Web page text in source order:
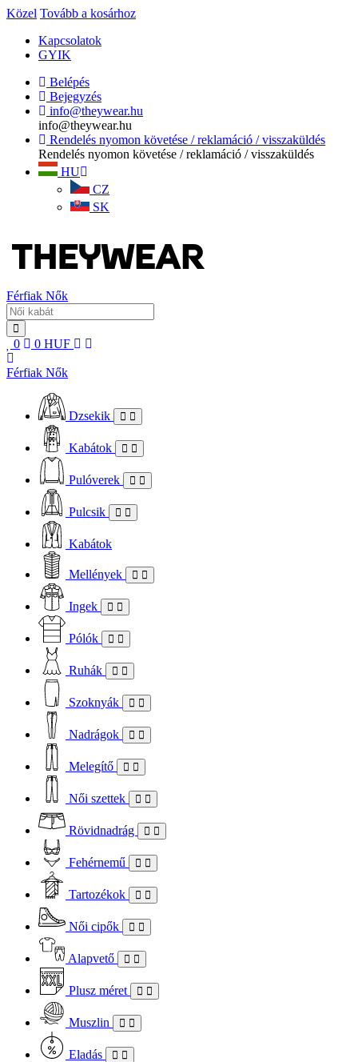
Közel Tovább a kosárhoz
Kapcsolatok
GYIK
Belépés
Bejegyzés
info@theywear.hu
info@theywear.hu
Rendelés nyomon követése / reklamáció / visszaküldés
Rendelés nyomon követése / reklamáció / visszaküldés
HU
CZ
SK
Férfiak Nők
0 0 HUF
Férfiak Nők
Dzsekik
Kabátok
Pulóverek
Pulcsik
Kabátok
Mellények
Ingek
Pólók
Ruhák
Szoknyák
Nadrágok
Melegítő
Női szettek
Rövidnadrág
Fehérnemű
Tartozékok
Női cipők
Alapvető
Plusz méret
Muszlin
Eladás